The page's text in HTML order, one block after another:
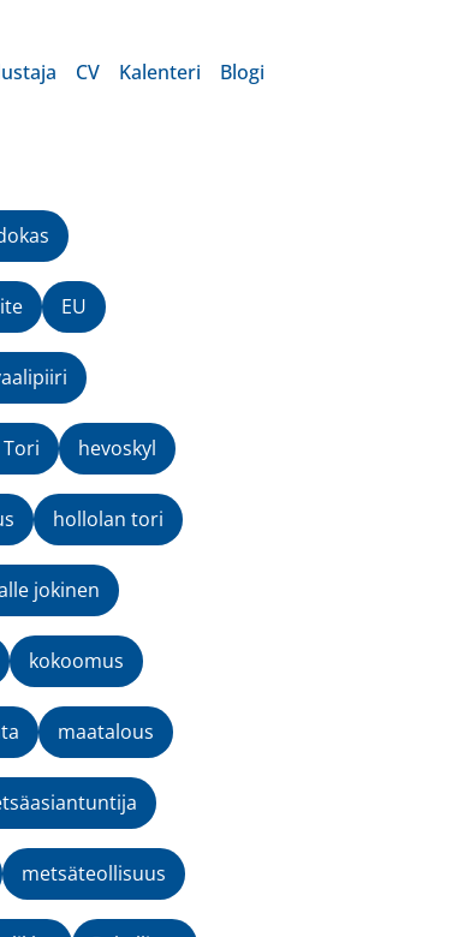
CV Kalenteri Blogi
EU
hevoskyl
hollolan tori
jokinen
kokoomus
maatalous
metsäteollisuus